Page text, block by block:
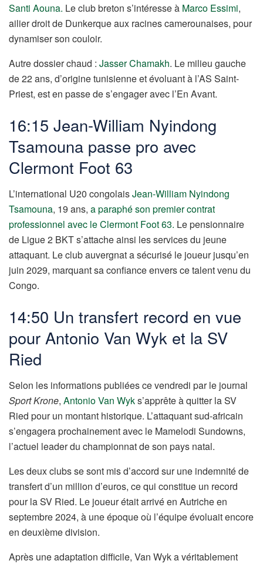
Santi Aouna. Le club breton s’intéresse à Marco Essimi,
ailier droit de Dunkerque aux racines camerounaises, pour
dynamiser son couloir.
Autre dossier chaud : Jasser Chamakh. Le milieu gauche
de 22 ans, d’origine tunisienne et évoluant à l’AS Saint-
Priest, est en passe de s’engager avec l’En Avant.
16:15 Jean-William Nyindong
Tsamouna passe pro avec
Clermont Foot 63
L’international U20 congolaisJean-William Nyindong
Tsamouna, 19 ans, a paraphé son premier contrat
professionnel avec le Clermont Foot 63. Le pensionnaire
de Ligue 2 BKT s’attache ainsi les services du jeune
attaquant. Le club auvergnat a sécurisé le joueur jusqu’en
juin 2029, marquant sa confiance envers ce talent venu du
Congo.
14:50 Un transfert record en vue
pour Antonio Van Wyk et la SV
Ried
Selon les informations publiées ce vendredi par le journal
Sport Krone, Antonio Van Wyks’apprête à quitter la SV
Ried pour un montant historique. L’attaquant sud-africain
s’engagera prochainement avec le Mamelodi Sundowns,
l’actuel leader du championnat de son pays natal.
Les deux clubs se sont mis d’accord sur une indemnité de
transfert d’un million d’euros, ce qui constitue un record
pour la SV Ried. Le joueur était arrivé en Autriche en
septembre 2024, à une époque où l’équipe évoluait encore
en deuxième division.
Après une adaptation difficile, Van Wyk a véritablement